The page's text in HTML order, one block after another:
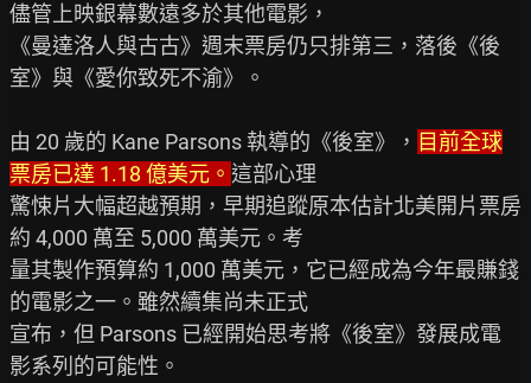
儘管上映銀幕數遠多於其他電影，
《曼達洛人與古古》週末票房仍只排第三，落後《後
室》與《愛你致死不渝》。
由 20 歲的 Kane Parsons 執導的《後室》， 目前全球
票房已達 1.18 億美元。 這部心理
驚悚片大幅超越預期，早期追蹤原本估計北美開片票房
約 4,000 萬至 5,000 萬美元。考
量其製作預算約 1,000 萬美元，它已經成為今年最賺錢
的電影之一。雖然續集尚未正式
宣布，但 Parsons 已經開始思考將《後室》發展成電
影系列的可能性。